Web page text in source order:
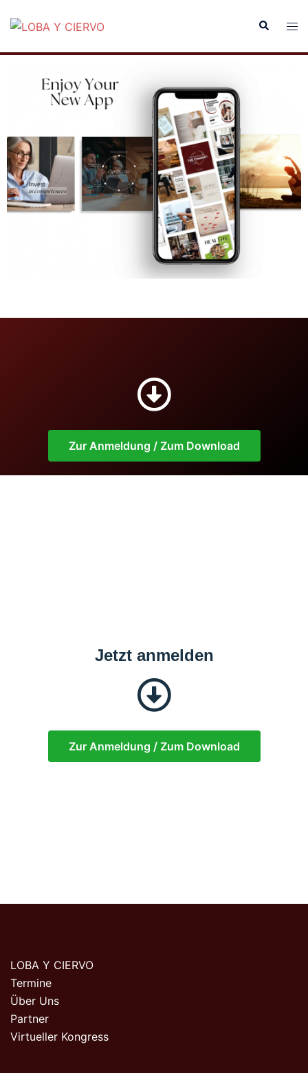
Zur Anmeldung / Zum Download
Jetzt anmelden
Zur Anmeldung / Zum Download
LOBA Y CIERVO
Termine
Über Uns
Partner
Virtueller Kongress